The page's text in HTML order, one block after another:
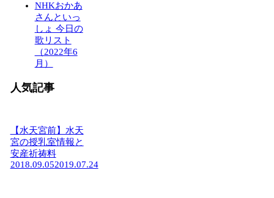
NHKおかあ
さんといっ
しょ 今日の
歌リスト
（2022年6
月）
人気記事
【水天宮前】水天
宮の授乳室情報と
安産祈祷料
2018.09.052019.07.24